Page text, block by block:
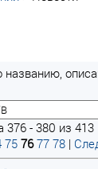
названию,
376 - 380 из 413
75 76 77 78 |